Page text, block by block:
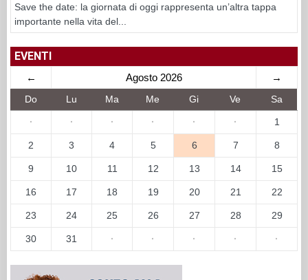
Save the date: la giornata di oggi rappresenta un’altra tappa
importante nella vita del...
EVENTI
← Agosto 2026 →
Do Lu Ma Me Gi Ve Sa
· · · · · · 1
2 3 4 5 6 7 8
9 10 11 12 13 14 15
16 17 18 19 20 21 22
23 24 25 26 27 28 29
30 31 · · · · ·